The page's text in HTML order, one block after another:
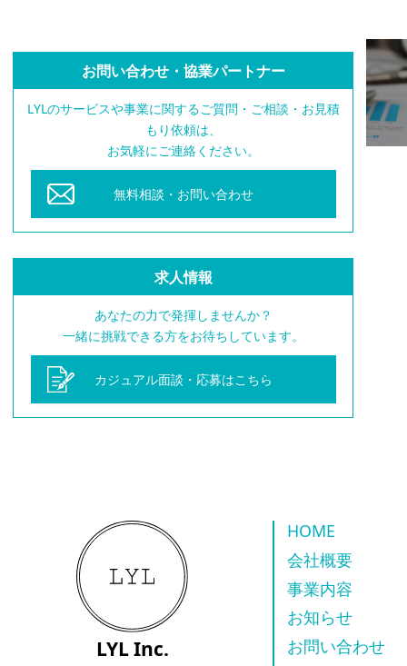
お問い合わせ・協業パートナー
LYLのサービスや事業に関するご質問・ご相談・お見積
もり依頼は、
お気軽にご連絡ください。
無料相談・お問い合わせ
求人情報
あなたの力で発揮しませんか？
一緒に挑戦できる方をお待ちしています。
カジュアル面談・応募はこちら
LYL Inc.
HOME
会社概要
事業内容
お知らせ
お問い合わせ